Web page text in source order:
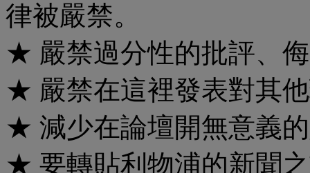
律被嚴禁。
★ 嚴禁過分性的批評、
★ 嚴禁在這裡發表對其
★ 減少在論壇開無意義
★ 要轉貼利物浦的新聞